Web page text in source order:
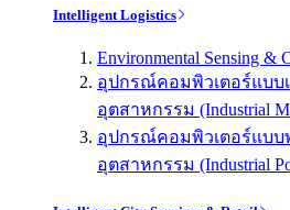
Intelligent Logistics
Environmental Sensing &
อุปกรณ์คอมพิวเตอร์แบบ
อุตสาหกรรม (Industrial
อุปกรณ์คอมพิวเตอร์แบบ
อุตสาหกรรม (Industrial